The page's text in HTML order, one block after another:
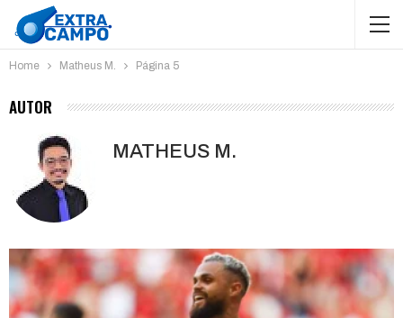
Home Matheus M. Página 5
AUTOR
MATHEUS M.